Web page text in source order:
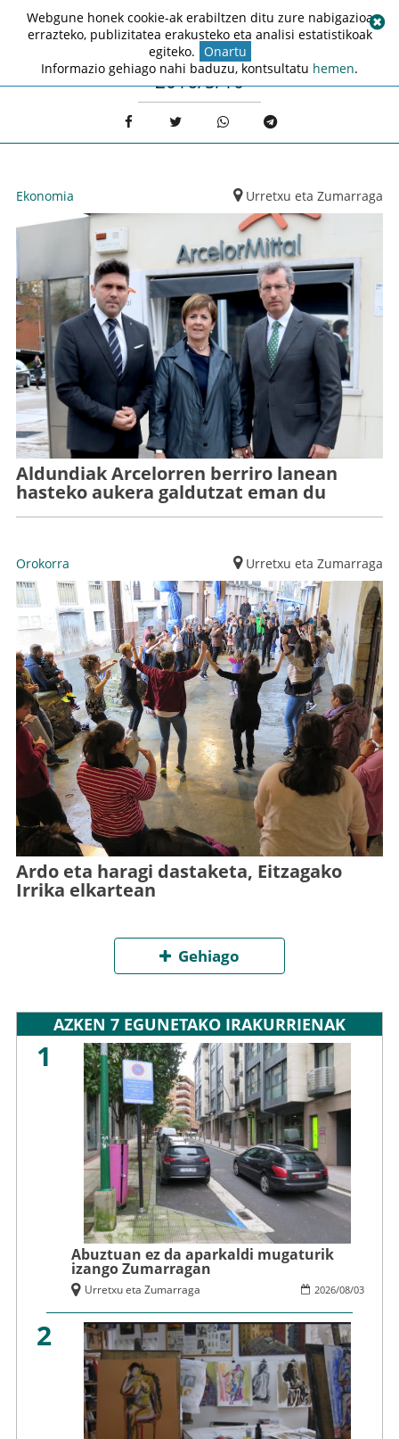
2016/5/10
Ekonomia Urretxu eta Zumarraga
Aldundiak Arcelorren berriro lanean
hasteko aukera galdutzat eman du
Orokorra Urretxu eta Zumarraga
Ardo eta haragi dastaketa, Eitzagako
Irrika elkartean
Gehiago
AZKEN 7 EGUNETAKO IRAKURRIENAK
1
Abuztuan ez da aparkaldi mugaturik
izango Zumarragan
2026/08/03
Urretxu eta Zumarraga
2
Webgune honek cookie-ak erabiltzen ditu zure nabigazioa
errazteko, publizitatea erakusteko eta analisi estatistikoak
egiteko. Onartu
Informazio gehiago nahi baduzu, kontsultatu hemen.